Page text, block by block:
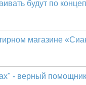
будут по
магазине
- верный